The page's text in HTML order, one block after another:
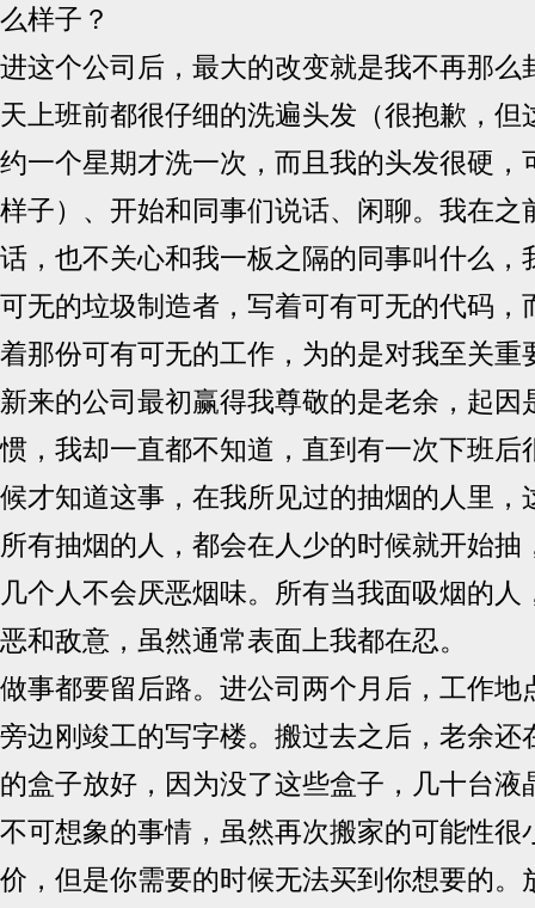
么样子？
进这个公司后，最大的改变就是我不再那么
天上班前都很仔细的洗遍头发（很抱歉，但
约一个星期才洗一次，而且我的头发很硬，
样子）、开始和同事们说话、闲聊。我在之
话，也不关心和我一板之隔的同事叫什么，
可无的垃圾制造者，写着可有可无的代码，
着那份可有可无的工作，为的是对我至关
新来的公司最初赢得我尊敬的是老余，起因
惯，我却一直都不知道，直到有一次下班后
候才知道这事，在我所见过的抽烟的人里，
所有抽烟的人，都会在人少的时候就开始抽
几个人不会厌恶烟味。所有当我面吸烟的人
恶和敌意，虽然通常表面上我都在忍。
做事都要留后路。进公司两个月后，工作地
旁边刚竣工的写字楼。搬过去之后，老余还
的盒子放好，因为没了这些盒子，几十台液
不可想象的事情，虽然再次搬家的可能性很
价，但是你需要的时候无法买到你想要的。